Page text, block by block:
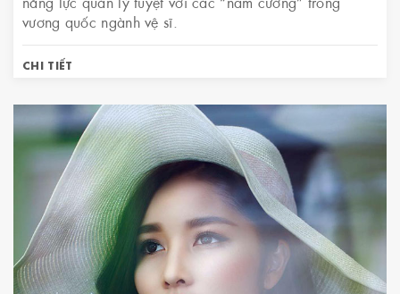
vương quốc ngành vệ sĩ.
CHI TIẾT